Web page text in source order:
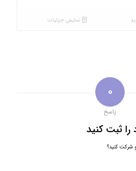
نمایش جزئیات
0
پاسخ
ثبت کنید
شرکت کنید؟